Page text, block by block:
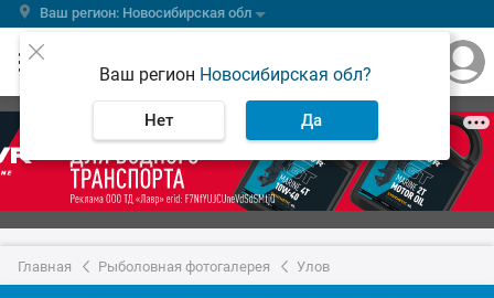
Ваш регион: Новосибирская обл
Ваш регион Новосибирская обл?
Нет Да
Главная Рыболовная фотогалерея Улов